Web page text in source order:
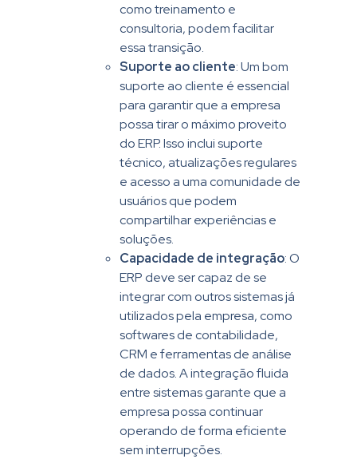
como treinamento e
consultoria, podem facilitar
essa transição.
Suporte ao cliente: Um bom
suporte ao cliente é essencial
para garantir que a empresa
possa tirar o máximo proveito
do ERP. Isso inclui suporte
técnico, atualizações regulares
e acesso a uma comunidade de
usuários que podem
compartilhar experiências e
soluções.
Capacidade de integração: O
ERP deve ser capaz de se
integrar com outros sistemas já
utilizados pela empresa, como
softwares de contabilidade,
CRM e ferramentas de análise
de dados. A integração fluida
entre sistemas garante que a
empresa possa continuar
operando de forma eficiente
sem interrupções.